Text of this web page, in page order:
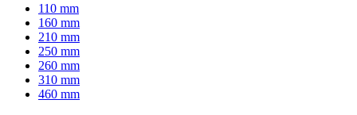
110 mm
160 mm
210 mm
250 mm
260 mm
310 mm
460 mm